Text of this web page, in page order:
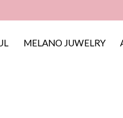
MELANO JUWELRY